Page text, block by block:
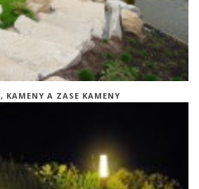
KAMENY A ZASE KAMENY